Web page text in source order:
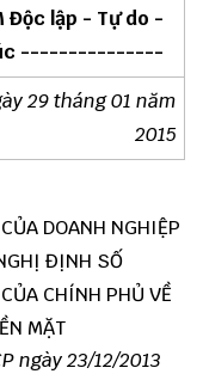
Độc lập - Tự do -
---------------
29 tháng 01 năm
2015
DOANH NGHIỆP
ĐỊNH SỐ
CHÍNH PHỦ VỀ
MẶT
ngày 23/12/2013